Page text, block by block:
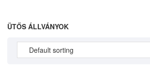
ÜTŐS ÁLLVÁNYOK